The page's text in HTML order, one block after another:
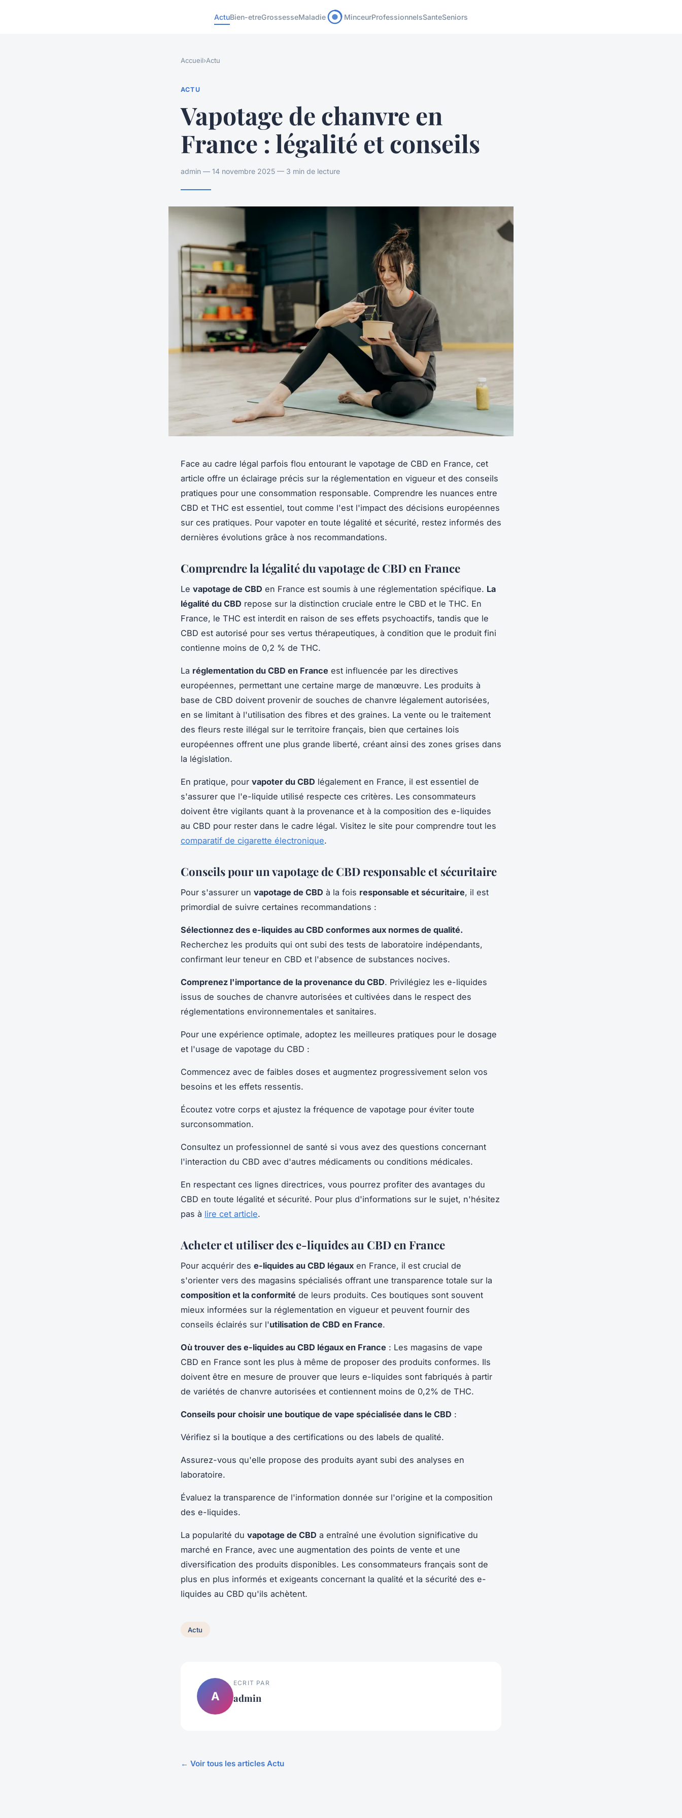
ActuBien-etreGrossesseMaladie MinceurProfessionnelsSanteSeniors
Accueil›Actu
ACTU
Vapotage de chanvre en
France : légalité et conseils
admin — 14 novembre 2025 — 3 min de lecture
Face au cadre légal parfois flou entourant le vapotage de CBD en France, cet
article offre un éclairage précis sur la réglementation en vigueur et des conseils
pratiques pour une consommation responsable. Comprendre les nuances entre
CBD et THC est essentiel, tout comme l'est l'impact des décisions européennes
sur ces pratiques. Pour vapoter en toute légalité et sécurité, restez informés des
dernières évolutions grâce à nos recommandations.
Comprendre la légalité du vapotage de CBD en France
Le vapotage de CBD en France est soumis à une réglementation spécifique. La
légalité du CBD repose sur la distinction cruciale entre le CBD et le THC. En
France, le THC est interdit en raison de ses effets psychoactifs, tandis que le
CBD est autorisé pour ses vertus thérapeutiques, à condition que le produit fini
contienne moins de 0,2 % de THC.
La réglementation du CBD en France est influencée par les directives
européennes, permettant une certaine marge de manœuvre. Les produits à
base de CBD doivent provenir de souches de chanvre légalement autorisées,
en se limitant à l'utilisation des fibres et des graines. La vente ou le traitement
des fleurs reste illégal sur le territoire français, bien que certaines lois
européennes offrent une plus grande liberté, créant ainsi des zones grises dans
la législation.
En pratique, pour vapoter du CBD légalement en France, il est essentiel de
s'assurer que l'e-liquide utilisé respecte ces critères. Les consommateurs
doivent être vigilants quant à la provenance et à la composition des e-liquides
au CBD pour rester dans le cadre légal. Visitez le site pour comprendre tout les
comparatif de cigarette électronique.
Conseils pour un vapotage de CBD responsable et sécuritaire
Pour s'assurer un vapotage de CBD à la fois responsable et sécuritaire, il est
primordial de suivre certaines recommandations :
Sélectionnez des e-liquides au CBD conformes aux normes de qualité.
Recherchez les produits qui ont subi des tests de laboratoire indépendants,
confirmant leur teneur en CBD et l'absence de substances nocives.
Comprenez l'importance de la provenance du CBD. Privilégiez les e-liquides
issus de souches de chanvre autorisées et cultivées dans le respect des
réglementations environnementales et sanitaires.
Pour une expérience optimale, adoptez les meilleures pratiques pour le dosage
et l'usage de vapotage du CBD :
Commencez avec de faibles doses et augmentez progressivement selon vos
besoins et les effets ressentis.
Écoutez votre corps et ajustez la fréquence de vapotage pour éviter toute
surconsommation.
Consultez un professionnel de santé si vous avez des questions concernant
l'interaction du CBD avec d'autres médicaments ou conditions médicales.
En respectant ces lignes directrices, vous pourrez profiter des avantages du
CBD en toute légalité et sécurité. Pour plus d'informations sur le sujet, n'hésitez
pas à lire cet article.
Acheter et utiliser des e-liquides au CBD en France
Pour acquérir des e-liquides au CBD légaux en France, il est crucial de
s'orienter vers des magasins spécialisés offrant une transparence totale sur la
composition et la conformité de leurs produits. Ces boutiques sont souvent
mieux informées sur la réglementation en vigueur et peuvent fournir des
conseils éclairés sur l'utilisation de CBD en France.
Où trouver des e-liquides au CBD légaux en France : Les magasins de vape
CBD en France sont les plus à même de proposer des produits conformes. Ils
doivent être en mesure de prouver que leurs e-liquides sont fabriqués à partir
de variétés de chanvre autorisées et contiennent moins de 0,2% de THC.
Conseils pour choisir une boutique de vape spécialisée dans le CBD :
Vérifiez si la boutique a des certifications ou des labels de qualité.
Assurez-vous qu'elle propose des produits ayant subi des analyses en
laboratoire.
Évaluez la transparence de l'information donnée sur l'origine et la composition
des e-liquides.
La popularité du vapotage de CBD a entraîné une évolution significative du
marché en France, avec une augmentation des points de vente et une
diversification des produits disponibles. Les consommateurs français sont de
plus en plus informés et exigeants concernant la qualité et la sécurité des e-
liquides au CBD qu'ils achètent.
Actu
A
ECRIT PAR
admin
← Voir tous les articles Actu